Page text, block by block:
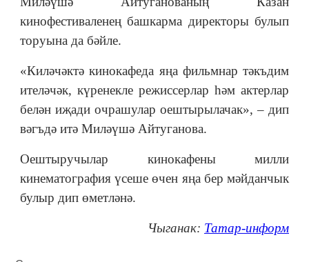
кинофестиваленең башкарма директоры булып
торуына да бәйле.
«Киләчәктә кинокафеда яңа фильмнар тәкъдим
ителәчәк, күренекле режиссерлар һәм актерлар
белән иҗади очрашулар оештырылачак», – дип
вәгъдә итә Миләүшә Айтуганова.
Оештыручылар кинокафены милли
кинематография үсеше өчен яңа бер мәйданчык
булыр дип өметләнә.
Чыганак: Татар-информ